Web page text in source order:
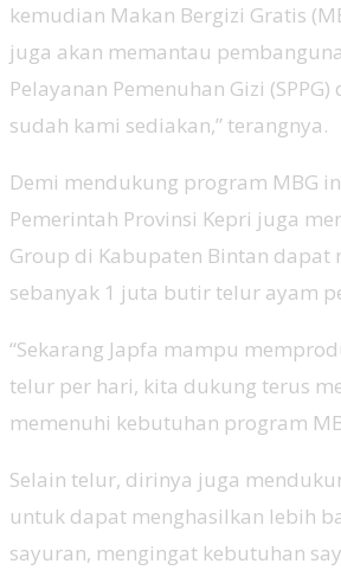
kemudian Makan Bergizi Gratis
juga akan memantau
Pelayanan Pemenuhan Gizi
sudah kami sediakan,” terangnya.
Demi mendukung program MBG
Pemerintah Provinsi Kepri juga
Group di Kabupaten Bintan dapat
sebanyak 1 juta butir telur ayam
“Sekarang Japfa mampu
telur per hari, kita dukung terus
memenuhi kebutuhan program
Selain telur, dirinya juga
untuk dapat menghasilkan lebih
sayuran, mengingat kebutuhan